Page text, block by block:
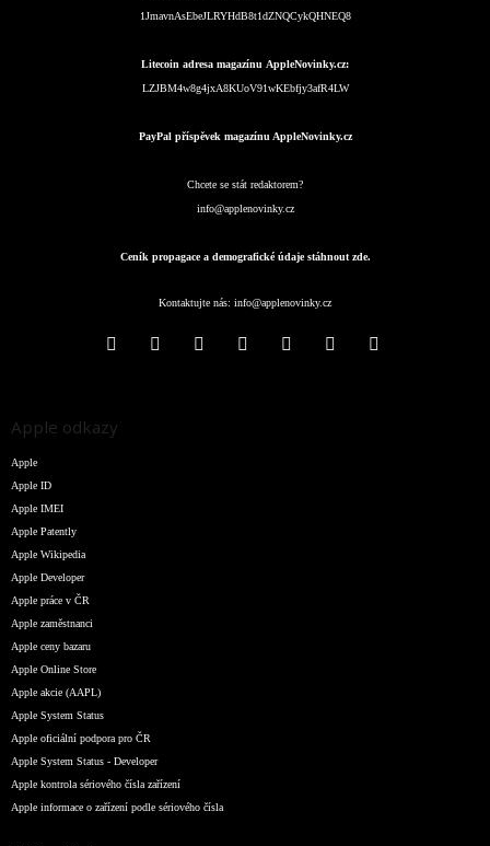
1JmavnAsEbeJLRYHdB8t1dZNQCykQHNEQ8
Litecoin adresa magazínu AppleNovinky.cz:
LZJBM4w8g4jxA8KUoV91wKEbfjy3afR4LW
PayPal příspěvek magazínu AppleNovinky.cz
Chcete se stát redaktorem?
info@applenovinky.cz
Ceník propagace a demografické údaje stáhnout zde.
Kontaktujte nás: info@applenovinky.cz
Apple odkazy
Apple
Apple ID
Apple IMEI
Apple Patently
Apple Wikipedia
Apple Developer
Apple práce v ČR
Apple zaměstnanci
Apple ceny bazaru
Apple Online Store
Apple akcie (AAPL)
Apple System Status
Apple oficiální podpora pro ČR
Apple System Status - Developer
Apple kontrola sériového čísla zařízení
Apple informace o zařízení podle sériového čísla